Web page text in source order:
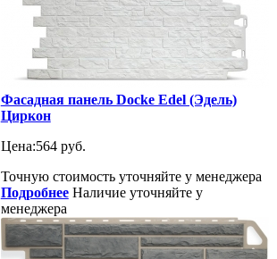
Фасадная панель Docke Edel (Эдель)
Циркон
Цена:564 руб.
Точную стоимость уточняйте у менеджера
Подробнее Наличие уточняйте у
менеджера